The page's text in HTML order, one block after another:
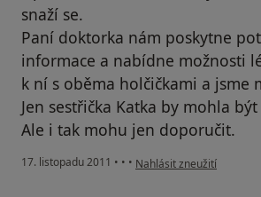
snaží se.
Paní doktorka nám poskytne
informace a nabídne možnosti
k ní s oběma holčičkami a jsme
Jen sestřička Katka by mohla
Ale i tak mohu jen doporučit.
17. listopadu 2011 • • • podle názoru uživatele
Nahlásit zneužití